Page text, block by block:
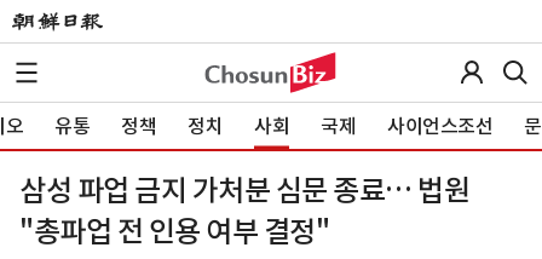
오 유통 정책 정치 사회 국제 사이언스조선
삼성 파업 금지 가처분 심문 종료… 법원
"총파업 전 인용 여부 결정"